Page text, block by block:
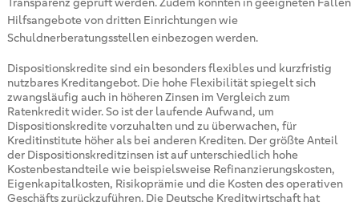
Hilfsangebote von dritten Einrichtungen wie
Schuldnerberatungsstellen einbezogen werden.
Dispositionskredite sind ein besonders flexibles und kurzfristig
nutzbares Kreditangebot. Die hohe Flexibilität spiegelt sich
zwangsläufig auch in höheren Zinsen im Vergleich zum
Ratenkredit wider. So ist der laufende Aufwand, um
Dispositionskredite vorzuhalten und zu überwachen, für
Kreditinstitute höher als bei anderen Krediten. Der größte Anteil
der Dispositionskreditzinsen ist auf unterschiedlich hohe
Kostenbestandteile wie beispielsweise Refinanzierungskosten,
Eigenkapitalkosten, Risikoprämie und die Kosten des operativen
Geschäfts zurückzuführen. Die Deutsche Kreditwirtschaft hat